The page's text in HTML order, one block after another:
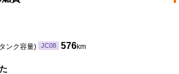
ンク容量) JC08 576km